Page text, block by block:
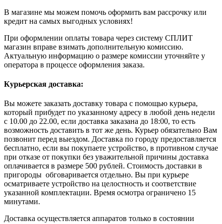
В магазине мы можем помочь оформить вам рассрочку или
кредит на самых выгодных условиях!
При оформлении оплаты товара через систему СПЛИТ
магазин вправе взимать дополнительную комиссию.
Актуальную информацию о размере комиссии уточняйте у
оператора в процессе оформления заказа.
Курьерская доставка:
Вы можете заказать доставку товара с помощью курьера,
который прибудет по указанному адресу в любой день недели
с 10.00 до 22.00, если доставка заказана до 18:00, то есть
возможность доставить в тот же день. Курьер обязательно Вам
позвонит перед выездом. Доставка по городу предоставляется
бесплатно, если вы покупаете устройство, в противном случае
при отказе от покупки без уважительной причины доставка
оплачивается в размере 500 рублей. Стоимость доставки в
пригороды обговаривается отдельно. Вы при курьере
осматриваете устройство на целостность и соответствие
указанной комплектации. Время осмотра ограничено 15
минутами.
Доставка осуществляется аппаратов только в состоянии